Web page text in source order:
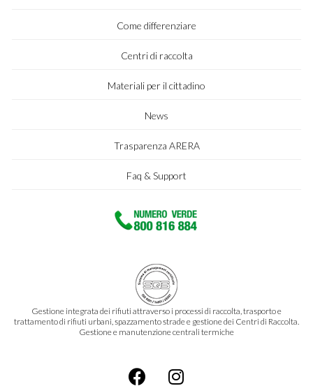
Come differenziare
Centri di raccolta
Materiali per il cittadino
News
Trasparenza ARERA
Faq & Support
Gestione integrata dei rifiuti attraverso i processi di raccolta, trasporto e
trattamento di rifiuti urbani, spazzamento strade e gestione dei Centri di Raccolta.
Gestione e manutenzione centrali termiche